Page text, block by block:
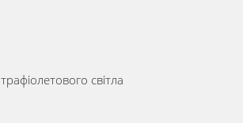
світла